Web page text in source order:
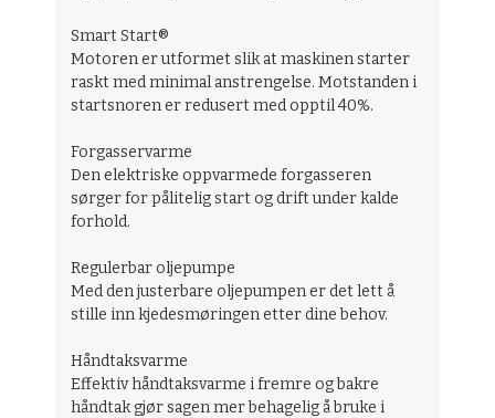
Smart Start®
Motoren er utformet slik at maskinen starter
raskt med minimal anstrengelse. Motstanden i
startsnoren er redusert med opptil 40%.
Forgasservarme
Den elektriske oppvarmede forgasseren
sørger for pålitelig start og drift under kalde
forhold.
Regulerbar oljepumpe
Med den justerbare oljepumpen er det lett å
stille inn kjedesmøringen etter dine behov.
Håndtaksvarme
Effektiv håndtaksvarme i fremre og bakre
håndtak gjør sagen mer behagelig å bruke i